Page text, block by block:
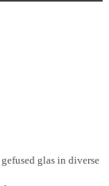
glas in diverse